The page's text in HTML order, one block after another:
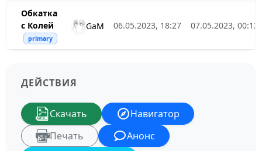
Обкатка
с Колей
primary
GaM 06.05.2023, 18:27 07.05.2023, 00:12
ДЕЙСТВИЯ
Скачать
Навигатор
Печать
Анонс